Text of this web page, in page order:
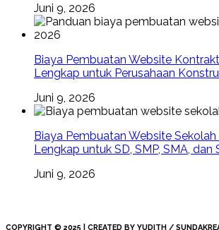
Juni 9, 2026
Biaya Pembuatan Website
Lengkap untuk Perusahaan
Juni 9, 2026
Biaya Pembuatan Website Sekolah
Lengkap untuk SD, SMP, SMA, dan
Juni 9, 2026
COPYRIGHT © 2025 | CREATED BY YUDITH /